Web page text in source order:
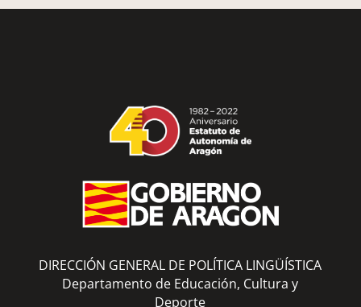
DIRECCIÓN GENERAL DE POLÍTICA LINGÜÍSTICA
Departamento de Educación, Cultura y
Deporte